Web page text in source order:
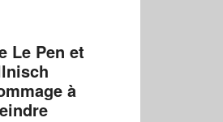
Le Pen et
à